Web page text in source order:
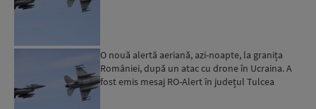
O nouă alertă aeriană, azi-noapte, la granița
României, după un atac cu drone în Ucraina. A
fost emis mesaj RO-Alert în județul Tulcea